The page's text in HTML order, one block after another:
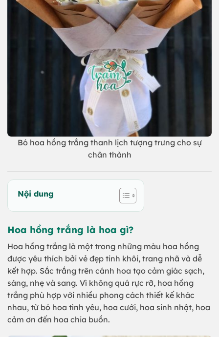
Bó hoa hồng trắng thanh lịch tượng trưng cho sự
chân thành
Nội dung
Hoa hồng trắng là hoa gì?
Hoa hồng trắng là một trong những màu hoa hồng
được yêu thích bởi vẻ đẹp tinh khôi, trang nhã và dễ
kết hợp. Sắc trắng trên cánh hoa tạo cảm giác sạch,
sáng, nhẹ và sang. Vì không quá rực rỡ, hoa hồng
trắng phù hợp với nhiều phong cách thiết kế khác
nhau, từ bó hoa tình yêu, hoa cưới, hoa sinh nhật, hoa
cảm ơn đến hoa chia buồn.